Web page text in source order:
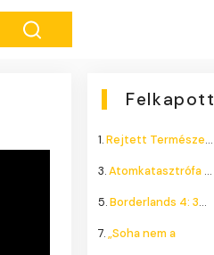
Felkapott
1.Rejtett Természeti Csoda
3.Atomkatasztrófa 1985: A
5.Borderlands 4: 300.000+
7.„Soha nem a